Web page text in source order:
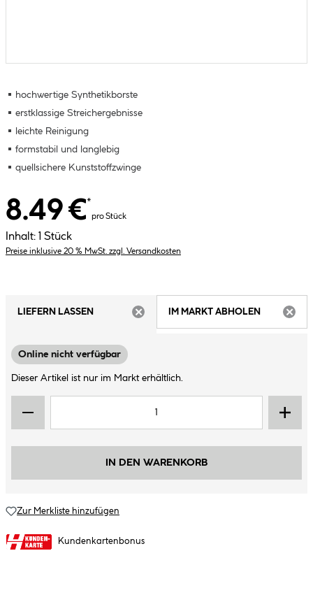
hochwertige Synthetikborste
erstklassige Streichergebnisse
leichte Reinigung
formstabil und langlebig
quellsichere Kunststoffzwinge
8.49 €*
pro Stück
Inhalt: 1 Stück
Preise inklusive 20 % MwSt. zzgl. Versandkosten
LIEFERN LASSEN
IM MARKT ABHOLEN
Online nicht verfügbar
Dieser Artikel ist nur im Markt erhältlich.
IN DEN WARENKORB
Zur Merkliste hinzufügen
Kundenkartenbonus